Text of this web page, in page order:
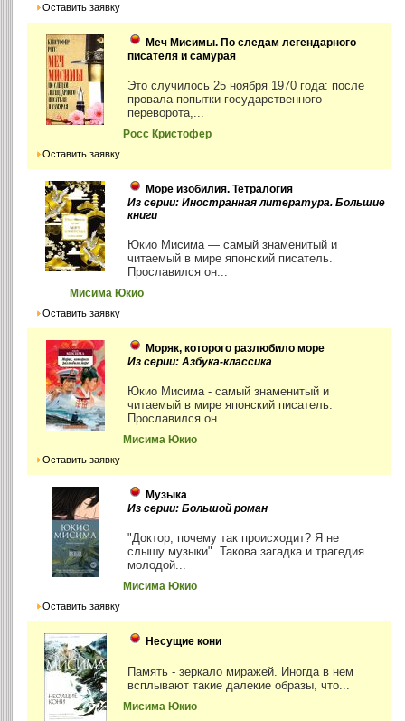
Оставить заявку
Меч Мисимы. По следам легендарного
писателя и самурая
Это случилось 25 ноября 1970 года: после
провала попытки государственного
переворота,...
Росс Кристофер
Оставить заявку
Море изобилия. Тетралогия
Из серии: Иностранная литература. Большие
книги
Юкио Мисима — самый знаменитый и
читаемый в мире японский писатель.
Прославился он...
Мисима Юкио
Оставить заявку
Моряк, которого разлюбило море
Из серии: Азбука-классика
Юкио Мисима - самый знаменитый и
читаемый в мире японский писатель.
Прославился он...
Мисима Юкио
Оставить заявку
Музыка
Из серии: Большой роман
"Доктор, почему так происходит? Я не
слышу музыки". Такова загадка и трагедия
молодой...
Мисима Юкио
Оставить заявку
Несущие кони
Память - зеркало миражей. Иногда в нем
всплывают такие далекие образы, что...
Мисима Юкио